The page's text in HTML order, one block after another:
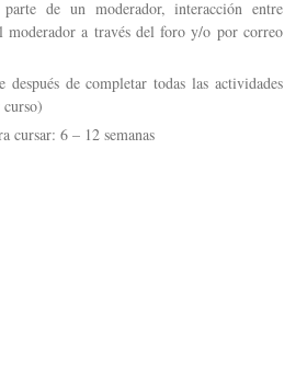
de un moderador, interacción entre
moderador a través del foro y/o por correo
después de completar todas las actividades
cursar: 6 – 12 semanas